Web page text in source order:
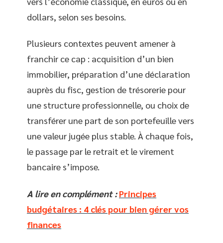
dollars, selon ses besoins.
Plusieurs contextes peuvent amener à
franchir ce cap : acquisition d’un bien
immobilier, préparation d’une déclaration
auprès du fisc, gestion de trésorerie pour
une structure professionnelle, ou choix de
transférer une part de son portefeuille vers
une valeur jugée plus stable. À chaque fois,
le passage par le retrait et le virement
bancaire s’impose.
A lire en complément : Principes
budgétaires : 4 clés pour bien gérer vos
finances